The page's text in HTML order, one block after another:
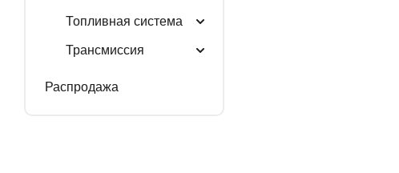
Топливная система
Трансмиссия
Распродажа